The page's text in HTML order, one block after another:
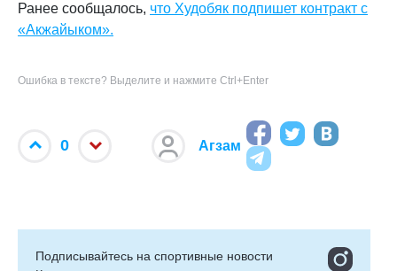
Ранее сообщалось, что Худобяк подпишет контракт с
«Акжайыком».
Ошибка в тексте? Выделите и нажмите Ctrl+Enter
0 Агзам
Подписывайтесь на cпортивные новости